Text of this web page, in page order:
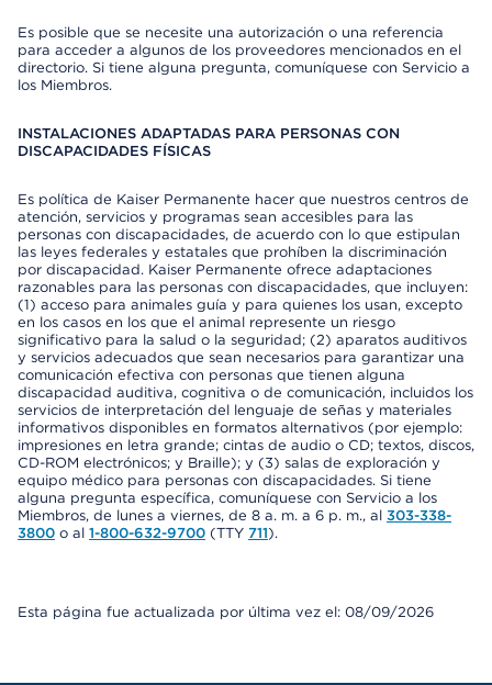
Es posible que se necesite una autorización o una referencia
para acceder a algunos de los proveedores mencionados en el
directorio. Si tiene alguna pregunta, comuníquese con Servicio a
los Miembros.
INSTALACIONES ADAPTADAS PARA PERSONAS CON
DISCAPACIDADES FÍSICAS
Es política de Kaiser Permanente hacer que nuestros centros de
atención, servicios y programas sean accesibles para las
personas con discapacidades, de acuerdo con lo que estipulan
las leyes federales y estatales que prohíben la discriminación
por discapacidad. Kaiser Permanente ofrece adaptaciones
razonables para las personas con discapacidades, que incluyen:
(1) acceso para animales guía y para quienes los usan, excepto
en los casos en los que el animal represente un riesgo
significativo para la salud o la seguridad; (2) aparatos auditivos
y servicios adecuados que sean necesarios para garantizar una
comunicación efectiva con personas que tienen alguna
discapacidad auditiva, cognitiva o de comunicación, incluidos los
servicios de interpretación del lenguaje de señas y materiales
informativos disponibles en formatos alternativos (por ejemplo:
impresiones en letra grande; cintas de audio o CD; textos, discos,
CD-ROM electrónicos; y Braille); y (3) salas de exploración y
equipo médico para personas con discapacidades. Si tiene
alguna pregunta específica, comuníquese con Servicio a los
Miembros, de lunes a viernes, de 8 a. m. a 6 p. m., al 303-338-
3800 o al 1-800-632-9700 (TTY 711).
Esta página fue actualizada por última vez el: 08/09/2026